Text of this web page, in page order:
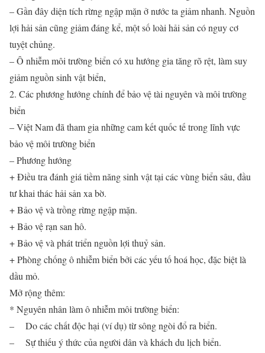
– Gần đây diện tích rừng ngập mặn ở nước ta giảm nhanh. Nguồn
lợi hải sản cũng giảm đáng kể, một số loài hải sản có nguy cơ
tuyệt chủng.
– Ô nhiễm môi trường biển có xu hướng gia tăng rõ rệt, làm suy
giảm nguồn sinh vật biển,
2. Các phương hướng chính để bảo vệ tài nguyên và môi trường
biển
– Việt Nam đã tham gia những cam kết quốc tế trong lĩnh vực
bảo vệ môi trường biển
– Phương hướng
+ Điều tra đánh giá tiềm năng sinh vật tại các vùng biển sâu, đầu
tư khai thác hải sản xa bờ.
+ Bảo vệ và trồng rừng ngập mặn.
+ Bảo vệ rạn san hô.
+ Bảo vệ và phát triển nguồn lợi thuỷ sản.
+ Phòng chống ô nhiễm biển bởi các yếu tố hoá học, đặc biệt là
dầu mỏ.
Mở rộng thêm:
* Nguyên nhân làm ô nhiễm môi trường biển:
– Do các chất độc hại (ví dụ) từ sông ngòi đổ ra biển.
– Sự thiếu ý thức của người dân và khách du lịch biển.